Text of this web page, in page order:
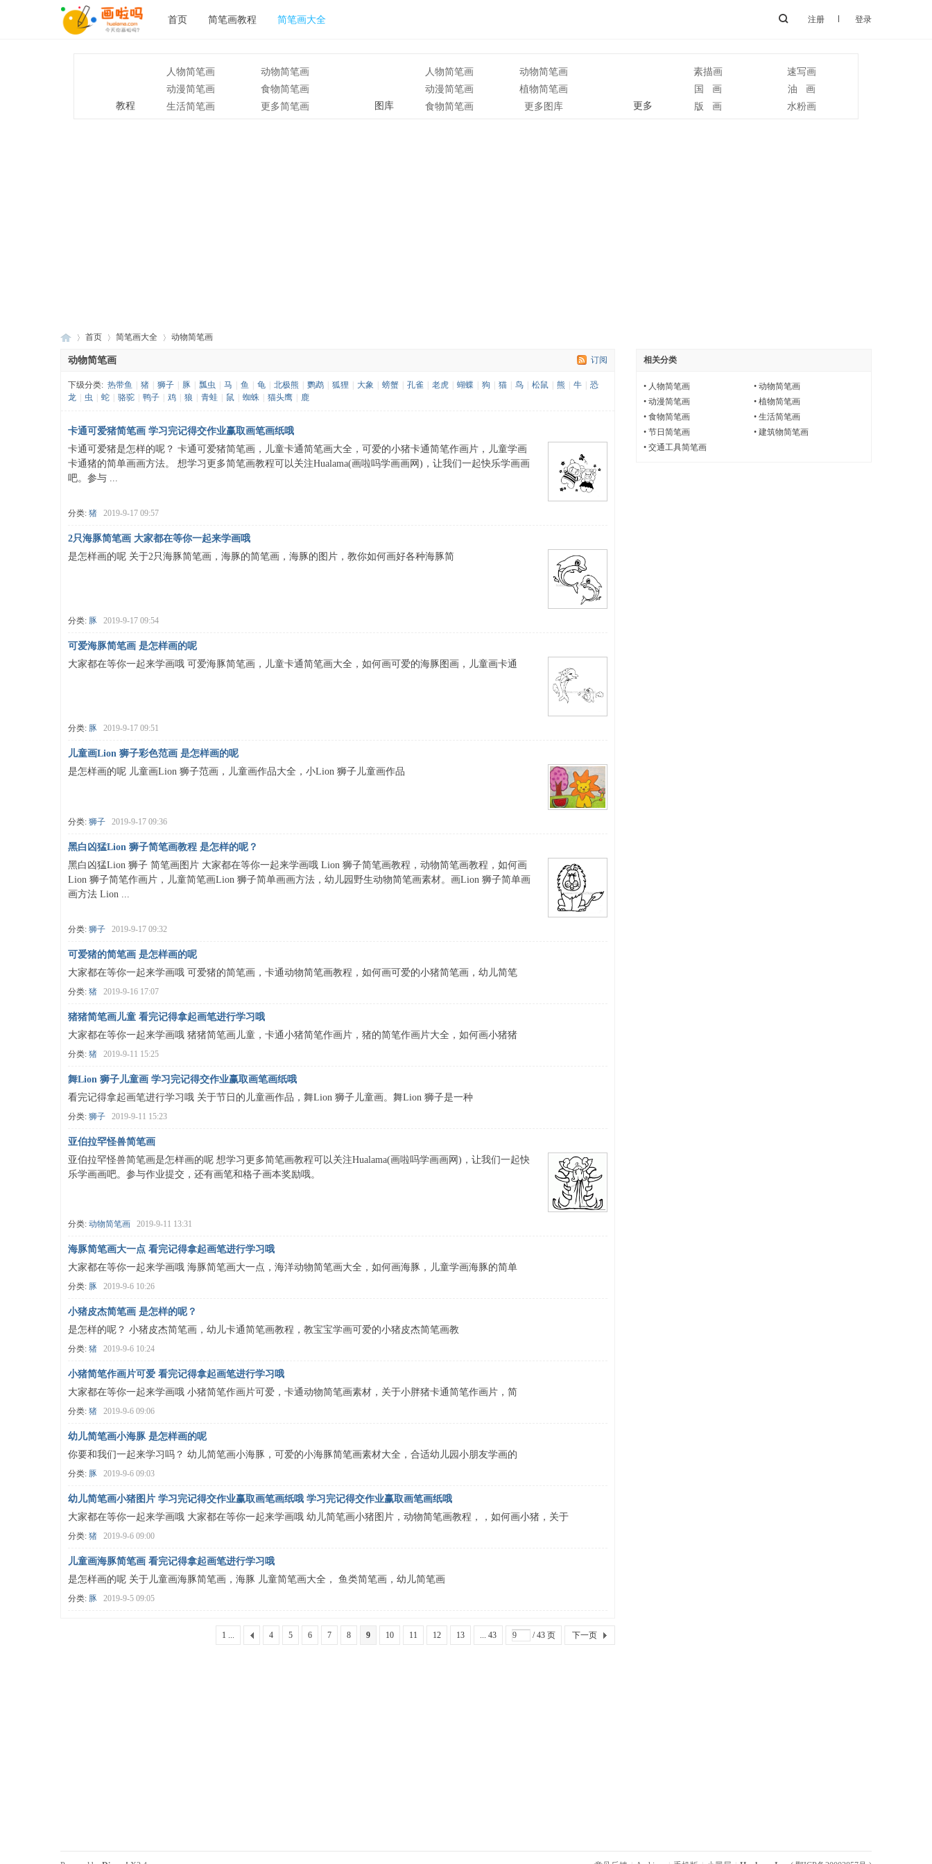
首页 简笔画教程 简笔画大全 注册 登录
教程
人物简笔画
动物简笔画
动漫简笔画
食物简笔画
生活简笔画
更多简笔画 图库
人物简笔画
动物简笔画
动漫简笔画
植物简笔画
食物简笔画
更多图库 更多
素描画
速写画
国 画
油 画
版 画
水粉画
画
个
›
首页
›
简笔画大全
›
动物简笔画
订阅
动物简笔画
下级分类: 热带鱼 猪 狮子 豚 瓢虫 马 鱼 龟 北极熊 鹦鹉 狐狸 大象 螃蟹 孔雀 老虎 蝴蝶 狗 猫 鸟 松鼠 熊 牛
恐
龙
虫 蛇 骆驼 鸭子 鸡 狼 青蛙 鼠 蜘蛛 猫头鹰 鹿
卡通可爱猪简笔画 学习完记得交作业赢取画笔画纸哦
卡通可爱猪是怎样的呢？ 卡通可爱猪简笔画，儿童卡通简笔画大全，可爱的小猪卡通简笔作画片，儿童学画
卡通猪的简单画画方法。 想学习更多简笔画教程可以关注Hualama(画啦吗学画画网)，让我们一起快乐学画画
吧。参与 ...
分类: 猪 2019-9-17 09:57
2只海豚简笔画 大家都在等你一起来学画哦
是怎样画的呢 关于2只海豚简笔画，海豚的简笔画，海豚的图片，教你如何画好各种海豚简
分类: 豚 2019-9-17 09:54
可爱海豚简笔画 是怎样画的呢
大家都在等你一起来学画哦 可爱海豚简笔画，儿童卡通简笔画大全，如何画可爱的海豚图画，儿童画卡通
分类: 豚 2019-9-17 09:51
儿童画Lion 狮子彩色范画 是怎样画的呢
是怎样画的呢 儿童画Lion 狮子范画，儿童画作品大全，小Lion 狮子儿童画作品
分类: 狮子 2019-9-17 09:36
黑白凶猛Lion 狮子简笔画教程 是怎样的呢？
黑白凶猛Lion 狮子 简笔画图片 大家都在等你一起来学画哦 Lion 狮子简笔画教程，动物简笔画教程，如何画
Lion 狮子简笔作画片，儿童简笔画Lion 狮子简单画画方法，幼儿园野生动物简笔画素材。画Lion 狮子简单画
画方法 Lion ...
分类: 狮子 2019-9-17 09:32
可爱猪的简笔画 是怎样画的呢
大家都在等你一起来学画哦 可爱猪的简笔画，卡通动物简笔画教程，如何画可爱的小猪简笔画，幼儿简笔
分类: 猪 2019-9-16 17:07
猪猪简笔画儿童 看完记得拿起画笔进行学习哦
大家都在等你一起来学画哦 猪猪简笔画儿童，卡通小猪简笔作画片，猪的简笔作画片大全，如何画小猪猪
分类: 猪 2019-9-11 15:25
舞Lion 狮子儿童画 学习完记得交作业赢取画笔画纸哦
看完记得拿起画笔进行学习哦 关于节日的儿童画作品，舞Lion 狮子儿童画。舞Lion 狮子是一种
分类: 狮子 2019-9-11 15:23
亚伯拉罕怪兽简笔画
亚伯拉罕怪兽简笔画是怎样画的呢 想学习更多简笔画教程可以关注Hualama(画啦吗学画画网)，让我们一起快
乐学画画吧。参与作业提交，还有画笔和格子画本奖励哦。
分类: 动物简笔画 2019-9-11 13:31
海豚简笔画大一点 看完记得拿起画笔进行学习哦
大家都在等你一起来学画哦 海豚简笔画大一点，海洋动物简笔画大全，如何画海豚，儿童学画海豚的简单
分类: 豚 2019-9-6 10:26
小猪皮杰简笔画 是怎样的呢？
是怎样的呢？ 小猪皮杰简笔画，幼儿卡通简笔画教程，教宝宝学画可爱的小猪皮杰简笔画教
分类: 猪 2019-9-6 10:24
小猪简笔作画片可爱 看完记得拿起画笔进行学习哦
大家都在等你一起来学画哦 小猪简笔作画片可爱，卡通动物简笔画素材，关于小胖猪卡通简笔作画片，简
分类: 猪 2019-9-6 09:06
幼儿简笔画小海豚 是怎样画的呢
你要和我们一起来学习吗？ 幼儿简笔画小海豚，可爱的小海豚简笔画素材大全，合适幼儿园小朋友学画的
分类: 豚 2019-9-6 09:03
幼儿简笔画小猪图片 学习完记得交作业赢取画笔画纸哦 学习完记得交作业赢取画笔画纸哦
大家都在等你一起来学画哦 大家都在等你一起来学画哦 幼儿简笔画小猪图片，动物简笔画教程，，如何画小猪，关于
分类: 猪 2019-9-6 09:00
儿童画海豚简笔画 看完记得拿起画笔进行学习哦
是怎样画的呢 关于儿童画海豚简笔画，海豚 儿童简笔画大全， 鱼类简笔画，幼儿简笔画
分类: 豚 2019-9-5 09:05
1 ... 4 5 6 7 8 9 10 11 12 13 ... 43 / 43 页 下一页
相关分类
• 人物简笔画 • 动物简笔画
• 动漫简笔画 • 植物简笔画
• 食物简笔画 • 生活简笔画
• 节日简笔画 • 建筑物简笔画
• 交通工具简笔画